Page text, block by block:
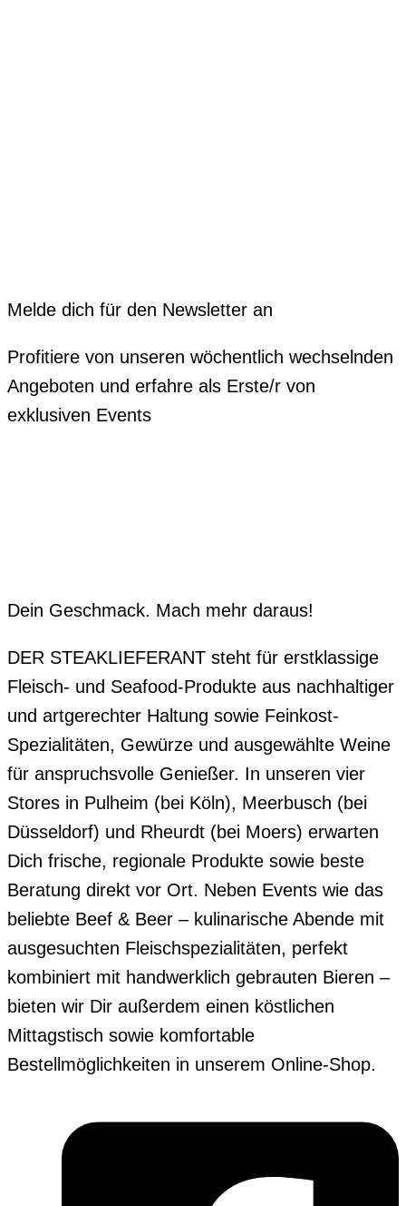
Melde dich für den Newsletter an
Profitiere von unseren wöchentlich wechselnden
Angeboten und erfahre als Erste/r von
exklusiven Events
Dein Geschmack. Mach mehr daraus!
DER STEAKLIEFERANT steht für erstklassige
Fleisch- und Seafood-Produkte aus nachhaltiger
und artgerechter Haltung sowie Feinkost-
Spezialitäten, Gewürze und ausgewählte Weine
für anspruchsvolle Genießer. In unseren vier
Stores in Pulheim (bei Köln), Meerbusch (bei
Düsseldorf) und Rheurdt (bei Moers) erwarten
Dich frische, regionale Produkte sowie beste
Beratung direkt vor Ort. Neben Events wie das
beliebte Beef & Beer – kulinarische Abende mit
ausgesuchten Fleischspezialitäten, perfekt
kombiniert mit handwerklich gebrauten Bieren –
bieten wir Dir außerdem einen köstlichen
Mittagstisch sowie komfortable
Bestellmöglichkeiten in unserem Online-Shop.